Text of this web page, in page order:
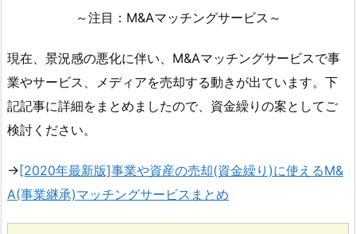
～注目：M&Aマッチングサービス～
現在、景況感の悪化に伴い、M&Aマッチングサービスで事
業やサービス、メディアを売却する動きが出ています。下
記記事に詳細をまとめましたので、資金繰りの案としてご
検討ください。
→[2020年最新版]事業や資産の売却(資金繰り)に使えるM&
A(事業継承)マッチングサービスまとめ